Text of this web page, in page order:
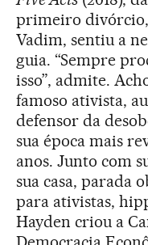
primeiro
Vadim, sentiu a
guia. “Sempre
isso”, admite.
famoso ativista,
defensor da
sua época mais
anos. Junto com
sua casa, parada
para ativistas,
Hayden criou a